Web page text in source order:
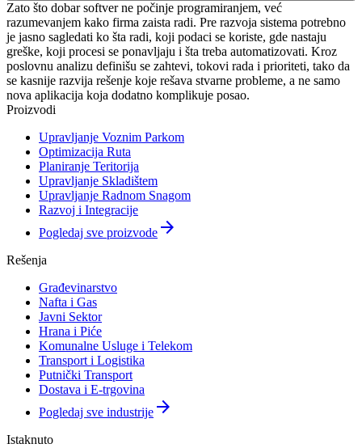
Zato što dobar softver ne počinje programiranjem, već
razumevanjem kako firma zaista radi. Pre razvoja sistema potrebno
je jasno sagledati ko šta radi, koji podaci se koriste, gde nastaju
greške, koji procesi se ponavljaju i šta treba automatizovati. Kroz
poslovnu analizu definišu se zahtevi, tokovi rada i prioriteti, tako da
se kasnije razvija rešenje koje rešava stvarne probleme, a ne samo
nova aplikacija koja dodatno komplikuje posao.
Proizvodi
Upravljanje Voznim Parkom
Optimizacija Ruta
Planiranje Teritorija
Upravljanje Skladištem
Upravljanje Radnom Snagom
Razvoj i Integracije
Pogledaj sve proizvode arrow_forward
Rešenja
Građevinarstvo
Nafta i Gas
Javni Sektor
Hrana i Piće
Komunalne Usluge i Telekom
Transport i Logistika
Putnički Transport
Dostava i E-trgovina
Pogledaj sve industrije arrow_forward
Istaknuto